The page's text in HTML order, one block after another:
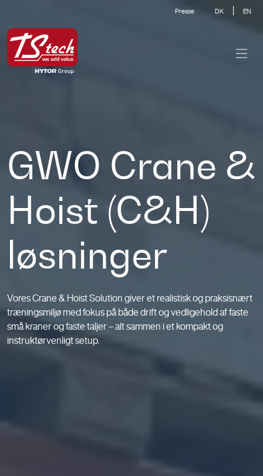
Presse DK EN
GWO Crane &
Hoist (C&H)
løsninger
Vores Crane & Hoist Solution giver et realistisk og praksisnært
træningsmiljø med fokus på både drift og vedligehold af faste
små kraner og faste taljer – alt sammen i et kompakt og
instruktørvenligt setup.